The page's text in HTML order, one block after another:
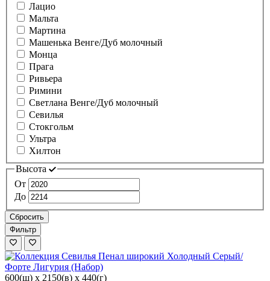
Лацио
Мальта
Мартина
Машенька Венге/Дуб молочный
Монца
Прага
Ривьера
Римини
Светлана Венге/Дуб молочный
Севилья
Стокгольм
Ультра
Хилтон
Высота
От
До
Сбросить
Фильтр
600(ш) x 2150(в) x 440(г)